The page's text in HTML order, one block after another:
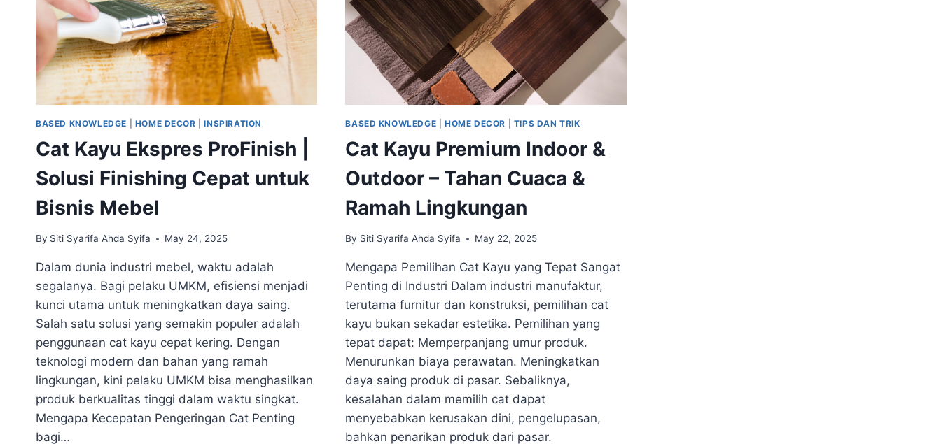
BASED KNOWLEDGE HOME DECOR |INSPIRATION
Cat Kayu Ekspres ProFinish |
Solusi Finishing Cepat untuk
Bisnis Mebel
By Siti Syarifa Ahda Syifa May 24, 2025
Dalam dunia industri mebel, waktu adalah
segalanya. Bagi pelaku UMKM, efisiensi menjadi
kunci utama untuk meningkatkan daya saing.
Salah satu solusi yang semakin populer adalah
penggunaan cat kayu cepat kering. Dengan
teknologi modern dan bahan yang ramah
lingkungan, kini pelaku UMKM bisa menghasilkan
produk berkualitas tinggi dalam waktu singkat.
Mengapa Kecepatan Pengeringan Cat Penting
bagi…
BASED KNOWLEDGE |HOME DECOR TIPS DAN TRIK
Cat Kayu Premium Indoor &
Outdoor – Tahan Cuaca &
Ramah Lingkungan
By Siti Syarifa Ahda Syifa May 22, 2025
Mengapa Pemilihan Cat Kayu yang Tepat Sangat
Penting di Industri Dalam industri manufaktur,
terutama furnitur dan konstruksi, pemilihan cat
kayu bukan sekadar estetika. Pemilihan yang
tepat dapat: Memperpanjang umur produk.
Menurunkan biaya perawatan. Meningkatkan
daya saing produk di pasar. Sebaliknya,
kesalahan dalam memilih cat dapat
menyebabkan kerusakan dini, pengelupasan,
bahkan penarikan produk dari pasar.